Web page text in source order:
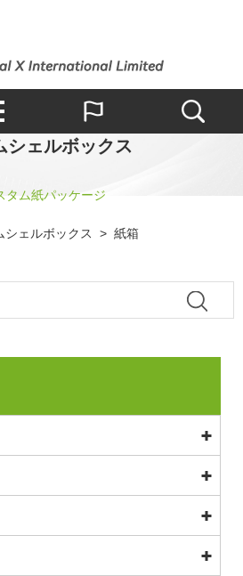
シェルボックス
タム紙パッケージ
シェルボックス > 紙箱